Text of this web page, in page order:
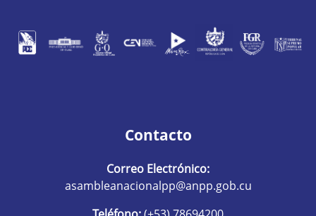
Contacto
Correo Electrónico:
asambleanacionalpp@anpp.gob.cu